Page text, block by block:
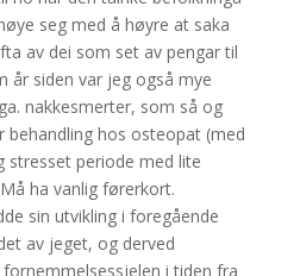
seg med å høyre at saka
av dei som set av pengar til
år siden var jeg også mye
nakkesmerter, som så og
behandling hos osteopat (med
stresset periode med lite
ha vanlig førerkort.
sin utvikling i foregående
av jeget, og derved
i tiden fra